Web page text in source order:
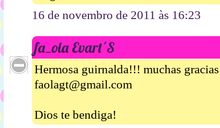
16 de novembro de 2011 às 16:23
fa_ola Evart´S
Hermosa guirnalda!!! muchas
faolagt@gmail.com
Dios te bendiga!